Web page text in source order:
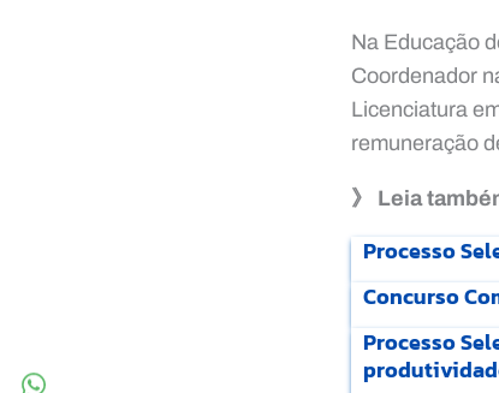
Na Educação
Coordenador
Licenciatura
remuneração
》 Leia
Processo
Concurso
Processo